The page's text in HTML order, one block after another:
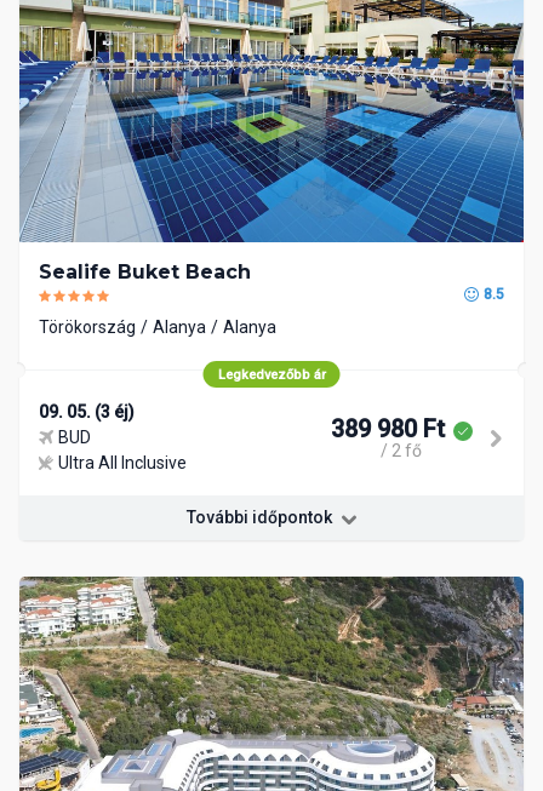
Sealife Buket Beach
8.5
Törökország Alanya Alanya
Legkedvezőbb ár
09. 05. (3 éj)
BUD
Ultra All Inclusive
389 980 Ft
/ 2 fő
További időpontok